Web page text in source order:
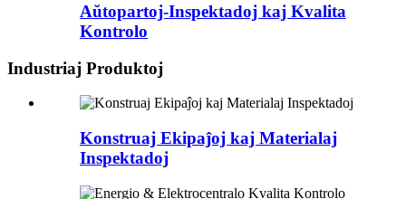
Aŭtopartoj-Inspektadoj kaj Kvalita
Kontrolo
Industriaj Produktoj
Konstruaj Ekipaĵoj kaj Materialaj
Inspektadoj